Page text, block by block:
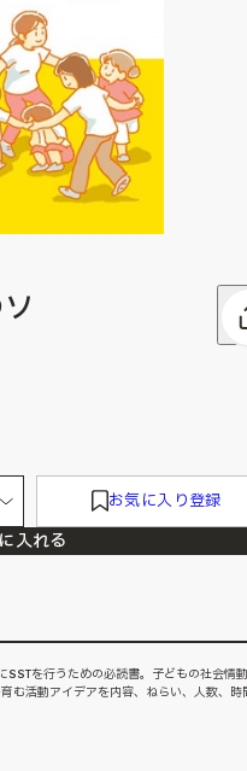
お気に入り登録
入れる
SSTを行うための必読書。子どもの社会情
む活動アイデアを内容、ねらい、人数、時